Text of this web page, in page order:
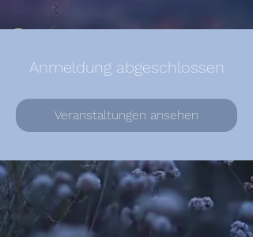
Anmeldung abgeschlossen
Veranstaltungen ansehen